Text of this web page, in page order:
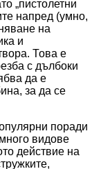
„пистолетни
напред (умно,
на
и
Това е
с дълбоки
да е
за да се
поради
видове
действие на